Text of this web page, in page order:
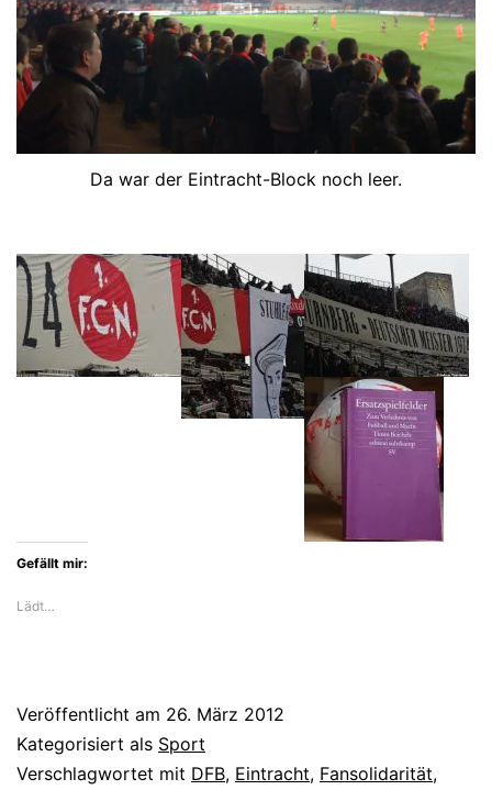
Da war der Eintracht-Block noch leer.
Gefällt mir:
Lädt…
Veröffentlicht am 26. März 2012
Kategorisiert als Sport
Verschlagwortet mit DFB, Eintracht, Fansolidarität,